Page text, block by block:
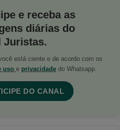
e receba as
diárias do
Juristas.
está ciente e de acordo com os
uso e privacidade do Whatsapp.
DO CANAL